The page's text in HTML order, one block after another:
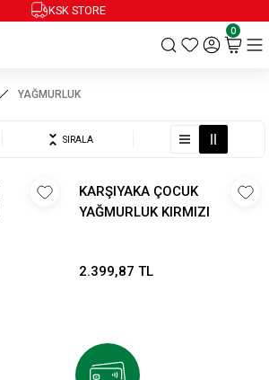
KSK STORE
0
YAĞMURLUK
SIRALA
KARŞIYAKA ÇOCUK
YAĞMURLUK KIRMIZI
2.399,87 TL